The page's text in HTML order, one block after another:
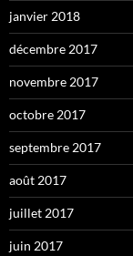
janvier 2018
décembre 2017
novembre 2017
octobre 2017
septembre 2017
août 2017
juillet 2017
juin 2017